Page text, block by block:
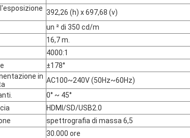
392,26 (h) x 697,68 (v)
un ² di 350 cd/m
16,7 m.
4000:1
±178°
in AC100~240V (50Hz~60Hz)
0° ~ 45°
HDMI/SD/USB2.0
spettrografia di massa 6,5
30.000 ore